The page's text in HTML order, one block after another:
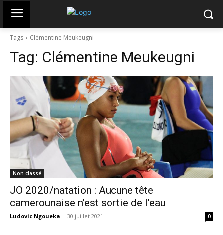
Tags Clémentine Meukeugni
Tag: Clémentine Meukeugni
Non classé
JO 2020/natation : Aucune tête
camerounaise n’est sortie de l’eau
Ludovic Ngoueka - 30 juillet 2021 0